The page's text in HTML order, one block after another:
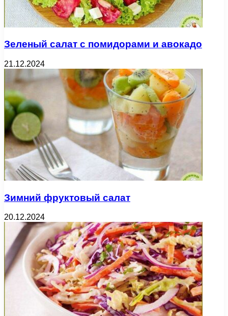
Зеленый салат с помидорами и авокадо
21.12.2024
Зимний фруктовый салат
20.12.2024